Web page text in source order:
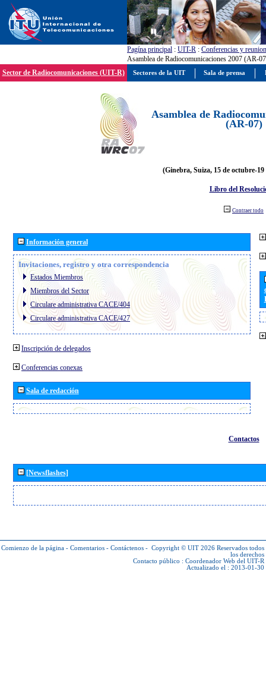
Pagína principal : UIT-R : Conferencias y
Asamblea de Radiocomunicaciones 2007 (AR-
Sector de Radiocomunicaciones (UIT-R)
Asamblea de
(AR-07)
(Ginebra, Suiza, 15 de octubre-19
Libro del
Contraer todo
Información general
Invitaciones, registro y otra correspondencia
Estados Miembros
Miembros del Sector
Circulare administrativa CACE/404
Circulare administrativa CACE/427
Inscripción de delegados
Conferencias conexas
Sala de redacción
Contactos
[Newsflashes]
Comienzo de la página - Comentarios - Contáctenos - Copyright © UIT 2026 Reservados todos
los derechos
Contacto público : Coordenador Web del UIT-R
Actualizado el : 2013-01-30
Sectores de la UIT Sala de prensa